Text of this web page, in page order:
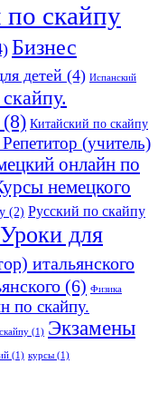
скайпу
Бизнес
детей (4) Испанский
(8) Китайский по скайпу
(учитель)
онлайн по
немецкого
(2) Русский по скайпу
Уроки для
итальянского
(6) Физика
по скайпу.
(1) Экзамены
(1) курсы (1)